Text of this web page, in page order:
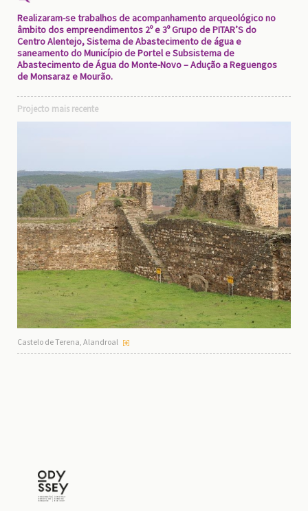
Realizaram-se trabalhos de acompanhamento arqueológico no
âmbito dos empreendimentos 2º e 3º Grupo de PITAR’S do
Centro Alentejo, Sistema de Abastecimento de água e
saneamento do Município de Portel e Subsistema de
Abastecimento de Água do Monte-Novo – Adução a Reguengos
de Monsaraz e Mourão.
Projecto mais recente
Castelo de Terena, Alandroal